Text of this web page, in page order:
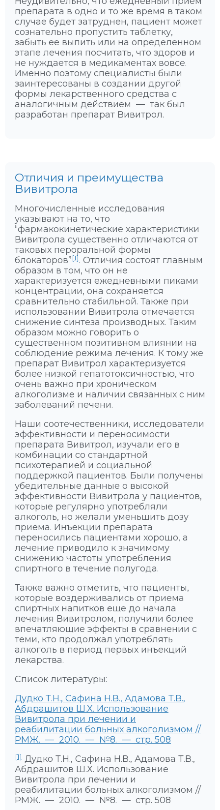
препарата в одно и то же время в таком
случае будет затруднен, пациент может
сознательно пропустить таблетку,
забыть ее выпить или на определенном
этапе лечения посчитать, что здоров и
не нуждается в медикаментах вовсе.
Именно поэтому специалисты были
заинтересованы в создании другой
формы лекарственного средства с
аналогичным действием — так был
разработан препарат Вивитрол.
Отличия и преимущества
Вивитрола
Многочисленные исследования
указывают на то, что
“фармакокинетические характеристики
Вивитрола существенно отличаются от
таковых пероральной формы
блокаторов”[1]. Отличия состоят главным
образом в том, что он не
характеризуется ежедневными пиками
концентрации, она сохраняется
сравнительно стабильной. Также при
использовании Вивитрола отмечается
снижение синтеза производных. Таким
образом можно говорить о
существенном позитивном влиянии на
соблюдение режима лечения. К тому же
препарат Вивитрол характеризуется
более низкой гепатотоксичностью, что
очень важно при хроническом
алкоголизме и наличии связанных с ним
заболеваний печени.
Наши соотечественники, исследователи
эффективности и переносимости
препарата Вивитрол, изучали его в
комбинации со стандартной
психотерапией и социальной
поддержкой пациентов. Были получены
убедительные данные о высокой
эффективности Вивитрола у пациентов,
которые регулярно употребляли
алкоголь, но желали уменьшить дозу
приема. Инъекции препарата
переносились пациентами хорошо, а
лечение приводило к значимому
снижению частоты употребления
спиртного в течение полугода.
Также важно отметить, что пациенты,
которые воздерживались от приема
спиртных напитков еще до начала
лечения Вивитролом, получили более
впечатляющие эффекты в сравнении с
теми, кто продолжал употреблять
алкоголь в период первых инъекций
лекарства.
Список литературы:
Дудко Т.Н., Сафина Н.В., Адамова Т.В.,
Абдрашитов Ш.Х. Использование
Вивитрола при лечении и
реабилитации больных алкоголизмом //
РМЖ. — 2010. — №8. — стр. 508
[1] Дудко Т.Н., Сафина Н.В., Адамова Т.В.,
Абдрашитов Ш.Х. Использование
Вивитрола при лечении и
реабилитации больных алкоголизмом //
РМЖ. — 2010. — №8. — стр. 508